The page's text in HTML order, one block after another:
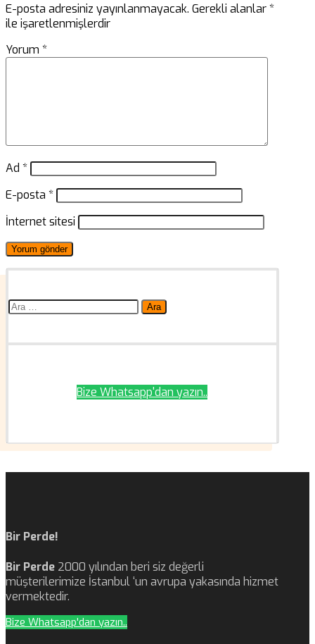
E-posta adresiniz yayınlanmayacak. Gerekli alanlar*
ile işaretlenmişlerdir
Yorum *
Ad *
E-posta *
İnternet sitesi
Arama:
Bize Whatsapp'dan yazın..
Bir Perde!
Bir Perde 2000 yılından beri siz değerli
müşterilerimize İstanbul ‘un avrupa yakasında hizmet
vermektedir.
Bize Whatsapp'dan yazın..